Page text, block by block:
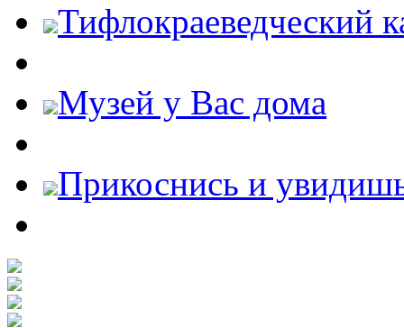
Тифлокраеведческий
Музей у Вас дома
Прикоснись и